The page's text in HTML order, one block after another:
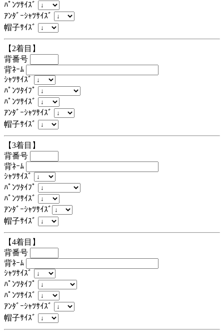
ﾊﾟﾝﾂｻｲｽﾞ
ｱﾝﾀﾞｰｼｬﾂｻｲｽﾞ
帽子ｻｲｽﾞ
【2着目】
背番号
背ﾈｰﾑ
ｼｬﾂｻｲｽﾞ
ﾊﾟﾝﾂﾀｲﾌﾟ
ﾊﾟﾝﾂｻｲｽﾞ
ｱﾝﾀﾞｰｼｬﾂｻｲｽﾞ
帽子ｻｲｽﾞ
【3着目】
背番号
背ﾈｰﾑ
ｼｬﾂｻｲｽﾞ
ﾊﾟﾝﾂﾀｲﾌﾟ
ﾊﾟﾝﾂｻｲｽﾞ
ｱﾝﾀﾞｰｼｬﾂｻｲｽﾞ
帽子ｻｲｽﾞ
【4着目】
背番号
背ﾈｰﾑ
ｼｬﾂｻｲｽﾞ
ﾊﾟﾝﾂﾀｲﾌﾟ
ﾊﾟﾝﾂｻｲｽﾞ
ｱﾝﾀﾞｰｼｬﾂｻｲｽﾞ
帽子ｻｲｽﾞ